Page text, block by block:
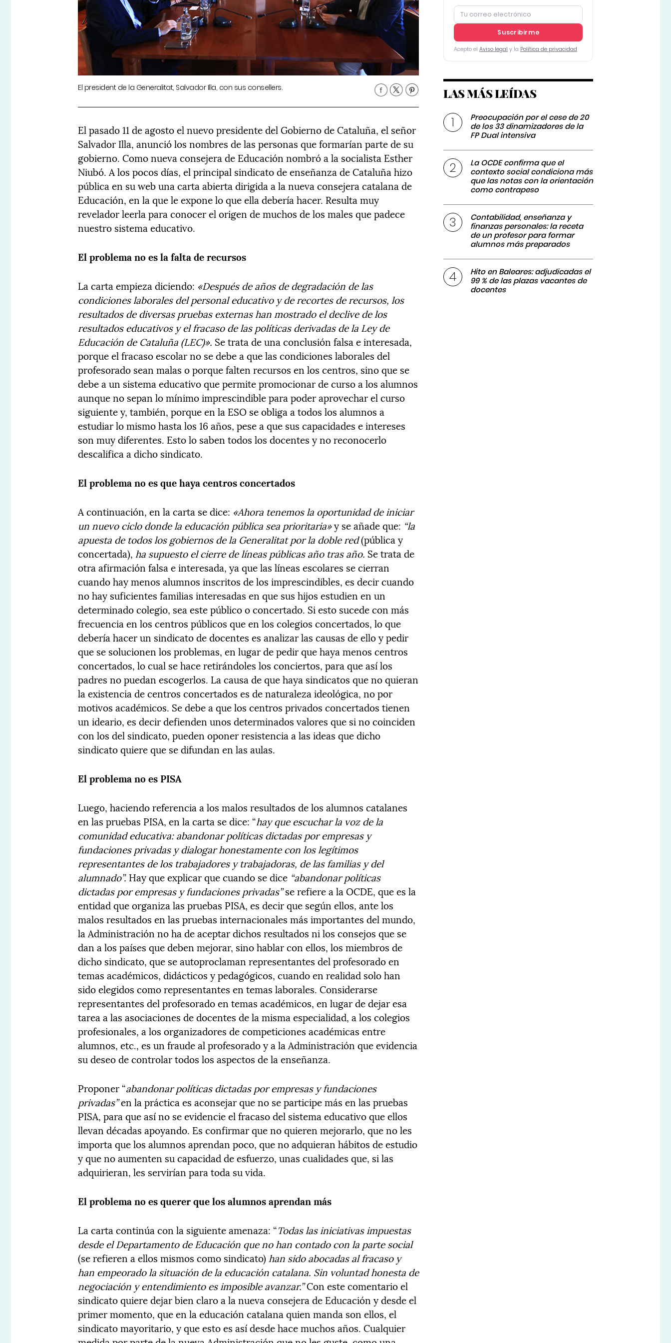
El president de la Generalitat, Salvador Illa, con sus consellers.
El pasado 11 de agosto el nuevo presidente del Gobierno de Cataluña, el señor
Salvador Illa, anunció los nombres de las personas que formarían parte de su
gobierno. Como nueva consejera de Educación nombró a la socialista Esther
Niubó. A los pocos días, el principal sindicato de enseñanza de Cataluña hizo
pública en su web una carta abierta dirigida a la nueva consejera catalana de
Educación, en la que le expone lo que ella debería hacer. Resulta muy
revelador leerla para conocer el origen de muchos de los males que padece
nuestro sistema educativo.
El problema no es la falta de recursos
La carta empieza diciendo: «Después de años de degradación de las
condiciones laborales del personal educativo y de recortes de recursos, los
resultados de diversas pruebas externas han mostrado el declive de los
resultados educativos y el fracaso de las políticas derivadas de la Ley de
Educación de Cataluña (LEC)». Se trata de una conclusión falsa e interesada,
porque el fracaso escolar no se debe a que las condiciones laborales del
profesorado sean malas o porque falten recursos en los centros, sino que se
debe a un sistema educativo que permite promocionar de curso a los alumnos
aunque no sepan lo mínimo imprescindible para poder aprovechar el curso
siguiente y, también, porque en la ESO se obliga a todos los alumnos a
estudiar lo mismo hasta los 16 años, pese a que sus capacidades e intereses
son muy diferentes. Esto lo saben todos los docentes y no reconocerlo
descalifica a dicho sindicato.
El problema no es que haya centros concertados
A continuación, en la carta se dice: «Ahora tenemos la oportunidad de iniciar
un nuevo ciclo donde la educación pública sea prioritaria»y se añade que: “la
apuesta de todos los gobiernos de la Generalitat por la doble red(pública y
concertada), ha supuesto el cierre de líneas públicas año tras año. Se trata de
otra afirmación falsa e interesada, ya que las líneas escolares se cierran
cuando hay menos alumnos inscritos de los imprescindibles, es decir cuando
no hay suficientes familias interesadas en que sus hijos estudien en un
determinado colegio, sea este público o concertado. Si esto sucede con más
frecuencia en los centros públicos que en los colegios concertados, lo que
debería hacer un sindicato de docentes es analizar las causas de ello y pedir
que se solucionen los problemas, en lugar de pedir que haya menos centros
concertados, lo cual se hace retirándoles los conciertos, para que así los
padres no puedan escogerlos. La causa de que haya sindicatos que no quieran
la existencia de centros concertados es de naturaleza ideológica, no por
motivos académicos. Se debe a que los centros privados concertados tienen
un ideario, es decir defienden unos determinados valores que si no coinciden
con los del sindicato, pueden oponer resistencia a las ideas que dicho
sindicato quiere que se difundan en las aulas.
El problema no es PISA
Luego, haciendo referencia a los malos resultados de los alumnos catalanes
en las pruebas PISA, en la carta se dice: “hay que escuchar la voz de la
comunidad educativa: abandonar políticas dictadas por empresas y
fundaciones privadas y dialogar honestamente con los legítimos
representantes de los trabajadores y trabajadoras, de las familias y del
alumnado”. Hay que explicar que cuando se dice “abandonar políticas
dictadas por empresas y fundaciones privadas”se refiere a la OCDE, que es la
entidad que organiza las pruebas PISA, es decir que según ellos, ante los
malos resultados en las pruebas internacionales más importantes del mundo,
la Administración no ha de aceptar dichos resultados ni los consejos que se
dan a los países que deben mejorar, sino hablar con ellos, los miembros de
dicho sindicato, que se autoproclaman representantes del profesorado en
temas académicos, didácticos y pedagógicos, cuando en realidad solo han
sido elegidos como representantes en temas laborales. Considerarse
representantes del profesorado en temas académicos, en lugar de dejar esa
tarea a las asociaciones de docentes de la misma especialidad, a los colegios
profesionales, a los organizadores de competiciones académicas entre
alumnos, etc., es un fraude al profesorado y a la Administración que evidencia
su deseo de controlar todos los aspectos de la enseñanza.
Proponer “abandonar políticas dictadas por empresas y fundaciones
privadas”en la práctica es aconsejar que no se participe más en las pruebas
PISA, para que así no se evidencie el fracaso del sistema educativo que ellos
llevan décadas apoyando. Es confirmar que no quieren mejorarlo, que no les
importa que los alumnos aprendan poco, que no adquieran hábitos de estudio
y que no aumenten su capacidad de esfuerzo, unas cualidades que, si las
adquirieran, les servirían para toda su vida.
El problema no es querer que los alumnos aprendan más
La carta continúa con la siguiente amenaza: “Todas las iniciativas impuestas
desde el Departamento de Educación que no han contado con la parte social
(se refieren a ellos mismos como sindicato)han sido abocadas al fracaso y
han empeorado la situación de la educación catalana. Sin voluntad honesta de
negociación y entendimiento es imposible avanzar.”Con este comentario el
sindicato quiere dejar bien claro a la nueva consejera de Educación y desde el
primer momento, que en la educación catalana quien manda son ellos, el
sindicato mayoritario, y que esto es así desde hace muchos años. Cualquier
Suscribirme
Acepto el Aviso legal y la Política de privacidad
LAS MÁS LEÍDAS
Preocupación por el cese de 20
de los 33 dinamizadores de la
FP Dual intensiva
La OCDE confirma que el
contexto social condiciona más
que las notas con la orientación
como contrapeso
Contabilidad, enseñanza y
finanzas personales: la receta
de un profesor para formar
alumnos más preparados
Hito en Baleares: adjudicadas el
99 % de las plazas vacantes de
docentes